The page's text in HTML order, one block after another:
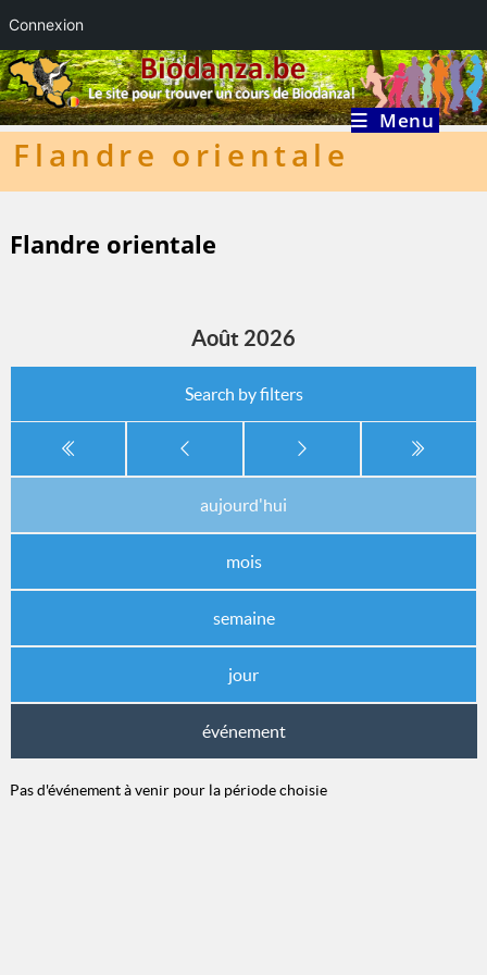
Connexion
Skip
to
content
Menu
Flandre orientale
Flandre orientale
Août 2026
Search by filters
aujourd'hui
mois
semaine
jour
événement
Pas d'événement à venir pour la période choisie